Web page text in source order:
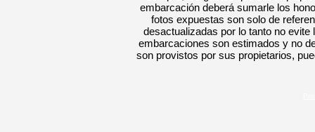
embarcación deberá sumarle los
fotos expuestas son solo de
desactualizadas por lo tanto no
embarcaciones son estimados y no
son provistos por sus propietarios,